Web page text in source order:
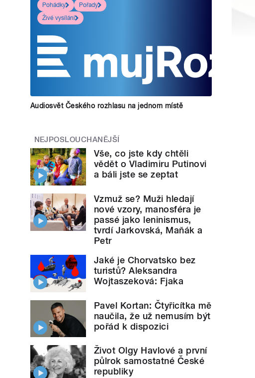
Pohádky
Pořady
Živé vysílání
Audiosvět Českého rozhlasu na jednom místě
NEJPOSLOUCHANĚJŠÍ
Vše, co jste kdy chtěli
vědět o Vladimiru Putinovi
a báli jste se zeptat
Vzmuž se? Muži hledají
nové vzory, manosféra je
passé jako leninismus,
tvrdí Jarkovská, Maňák a
Petr
Jaké je Chorvatsko bez
turistů? Aleksandra
Wojtaszeková: Fjaka
Pavel Kortan: Čtyřicítka mě
naučila, že už nemusím být
pořád k dispozici
Život Olgy Havlové a první
půlrok samostatné České
republiky